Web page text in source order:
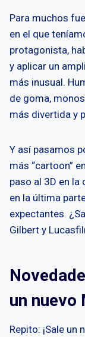
Para muchos
en el que
protagonista,
y aplicar un
más inusual.
de goma,
más divertida y
Y así pasamos
más “cartoon”
paso al 3D en la
en la última
expectantes.
Gilbert y
un nuevo
Repito: ¡Sale un